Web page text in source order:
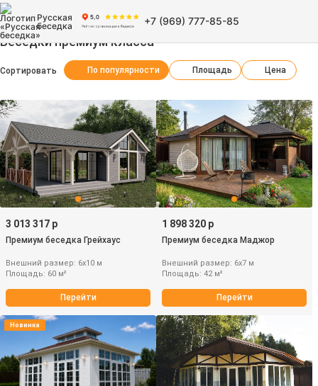
Русская
беседка
+7 (969) 777-85-85
Беседки премиум класса
Сортировать По популярности Площадь Цена
3 013 317 р
Премиум беседка Грейхаус
Внешний размер: 6х10 м
Площадь: 60 м²
Перейти
1 898 320 р
Премиум беседка Маджор
Внешний размер: 6х7 м
Площадь: 42 м²
Перейти
Новинка